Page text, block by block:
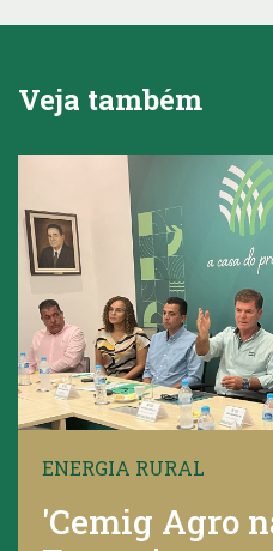
Veja também
ENERGIA RURAL
'Cemig Agro